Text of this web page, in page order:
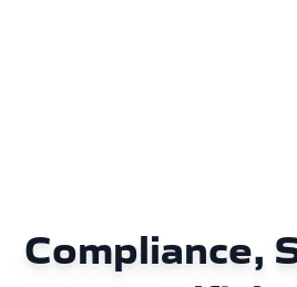
Compliance,